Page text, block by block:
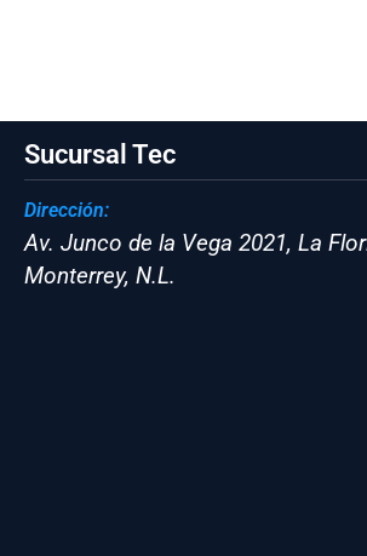
Sucursal Tec
Dirección:
Av. Junco de la Vega 2021, La
Monterrey, N.L.